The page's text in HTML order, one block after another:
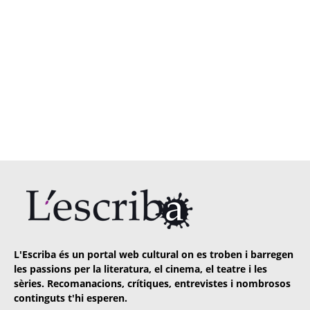
L'Escriba és un portal web cultural on es troben i barregen
les passions per la literatura, el cinema, el teatre i les
sèries. Recomanacions, crítiques, entrevistes i nombrosos
continguts t'hi esperen.